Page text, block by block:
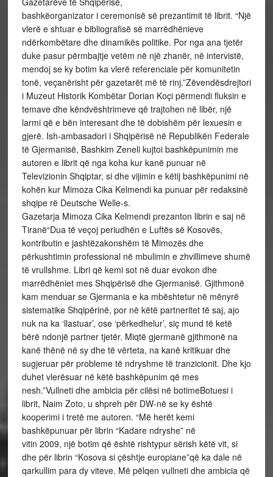
bashkëorganizator i ceremonisë së prezantimit të librit. “Një
vlerë e shtuar e bibliografisë së marrëdhënieve
ndërkombëtare dhe dinamikës politike. Por nga ana tjetër
duke pasur përmbajtje vetëm në një zhanër, në intervistë,
mendoj se ky botim ka vlerë referenciale për komunitetin
tonë, veçanërisht për gazetarët më të rinj.”Zëvendësdrejtori
i Muzeut Historik Kombëtar Dorian Koçi përmendi fluksin e
temave dhe këndvështrimeve që trajtohen në libër, një
larmi që e bën interesant dhe të dobishëm për lexuesin e
gjerë. Ish-ambasadori i Shqipërisë në Republikën Federale
të Gjermanisë, Bashkim Zeneli kujtoi bashkëpunimin me
autoren e librit që nga koha kur kanë punuar në
Televizionin Shqiptar, si dhe vijimin e këtij bashkëpunimi në
kohën kur Mimoza Cika Kelmendi ka punuar për redaksinë
shqipe rë Deutsche Welle-s.
Gazetarja Mimoza Cika Kelmendi prezanton librin e saj në
Tiranë“Dua të veçoj periudhën e Luftës së Kosovës,
kontributin e jashtëzakonshëm të Mimozës dhe
përkushtimin professional në mbulimin e zhvillimeve shumë
të vrullshme. Libri që kemi sot në duar evokon dhe
marrëdhëniet mes Shqipërisë dhe Gjermanisë. Gjithmonë
kam menduar se Gjermania e ka mbështetur në mënyrë
sistematike Shqipërinë, por në këtë partneritet të saj, ajo
nuk na ka ‘llastuar’, ose ‘përkedhelur’, siç mund të ketë
bërë ndonjë partner tjetër. Miqtë gjermanë gjithmonë na
kanë thënë në sy dhe të vërteta, na kanë kritikuar dhe
sugjeruar për probleme të ndryshme të tranzicionit. Dhe kjo
duhet vlerësuar në këtë bashkëpunim që mes
nesh.”Vullneti dhe ambicia për cilësi në botimeBotuesi i
librit, Naim Zoto, u shpreh për DW-në se ky është
kooperimi i tretë me autoren. “Më herët kemi
bashkëpunuar për librin “Kadare ndryshe” në
vitin 2009, një botim që është rishtypur sërish këtë vit, si
dhe për librin “Kosova si çështje europiane”që ka dale në
qarkullim para dy viteve. Më pëlqen vullneti dhe ambicia që